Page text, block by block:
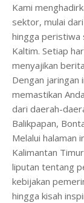
Kami
sektor, mulai
hingga peristiwa
Kaltim. Setiap
menyajikan
Dengan jaringan
memastikan
dari daerah-
Balikpapan,
Melalui halaman
Kalimantan
liputan tentang
kebijakan
hingga kisah